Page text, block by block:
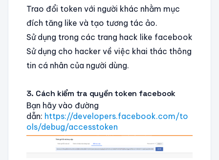
Trao đổi token với người khác nhằm mục
đích tăng like và tạo tương tác ảo.
Sử dụng trong các trang hack like facebook
Sử dụng cho hacker về việc khai thác thông
tin cá nhân của người dùng.
3. Cách kiểm tra quyền token facebook
Bạn hãy vào đường
dẫn: https://developers.facebook.com/to
ols/debug/accesstoken